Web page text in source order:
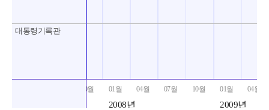
대통령기록관
10월 01월 04월
2008년
07월 10월 01월
2009년
04월